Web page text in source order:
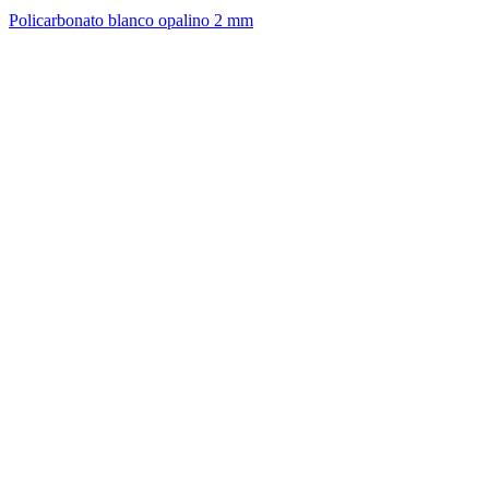
Policarbonato blanco opalino 2 mm